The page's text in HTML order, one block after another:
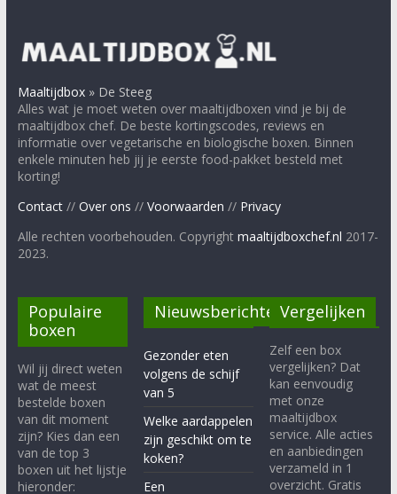
Maaltijdbox» De Steeg
Alles wat je moet weten over maaltijdboxen vind je bij de
maaltijdbox chef. De beste kortingscodes, reviews en
informatie over vegetarische en biologische boxen. Binnen
enkele minuten heb jij je eerste food-pakket besteld met
korting!
Contact// Over ons // Voorwaarden // Privacy
Alle rechten voorbehouden. Copyright maaltijdboxchef.nl 2017-
2023.
Populaire
boxen
Wil jij direct weten
wat de meest
bestelde boxen
van dit moment
zijn? Kies dan een
van de top 3
boxen uit het lijstje
hieronder:
Nieuwsberichten
Gezonder eten
volgens de schijf
van 5
Welke aardappelen
zijn geschikt om te
koken?
Een
Vergelijken
Zelf een box
vergelijken? Dat
kan eenvoudig
met onze
maaltijdbox
service. Alle acties
en aanbiedingen
verzameld in 1
overzicht. Gratis